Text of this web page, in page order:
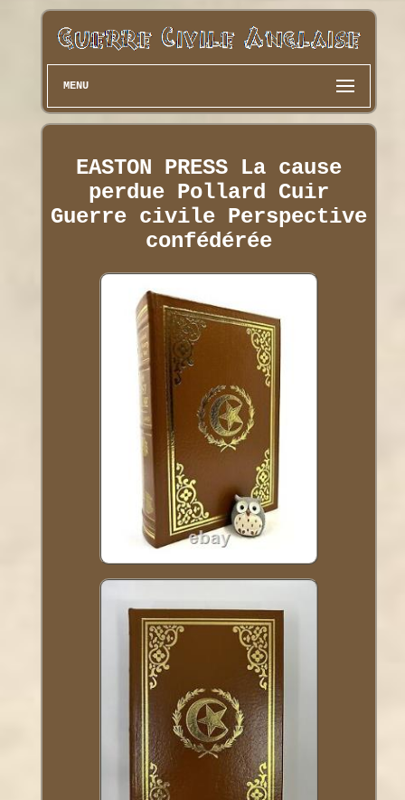
MENU
EASTON PRESS La cause
perdue Pollard Cuir
Guerre civile Perspective
confédérée